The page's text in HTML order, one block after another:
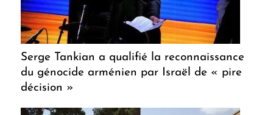
Serge Tankian a qualifié la reconnaissance
du génocide arménien par Israël de « pire
décision »